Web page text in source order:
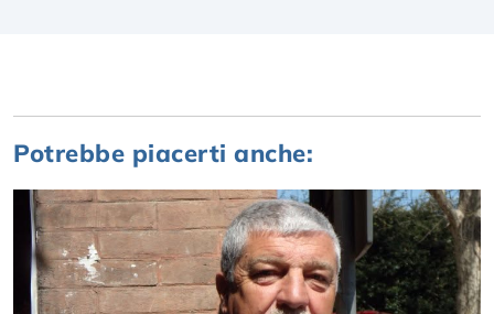
Potrebbe piacerti anche: